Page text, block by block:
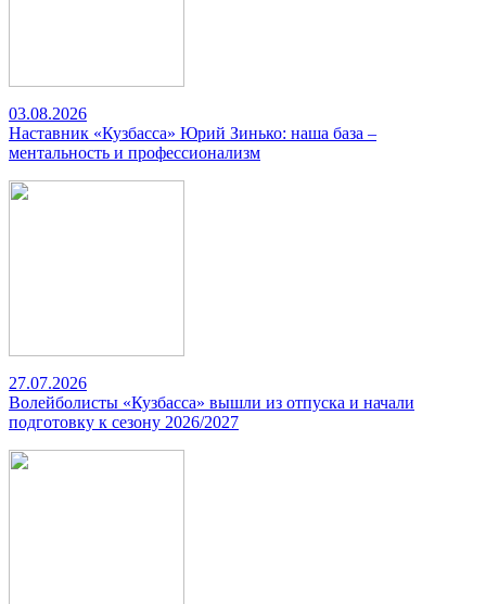
03.08.2026
Наставник «Кузбасса» Юрий Зинько: наша база –
ментальность и профессионализм
27.07.2026
Волейболисты «Кузбасса» вышли из отпуска и начали
подготовку к сезону 2026/2027